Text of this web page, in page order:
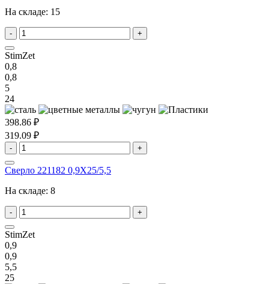
На складе: 15
- +
StimZet
0,8
0,8
5
24
398.86 ₽
319.09 ₽
- +
Сверло 221182 0,9X25/5,5
На складе: 8
- +
StimZet
0,9
0,9
5,5
25